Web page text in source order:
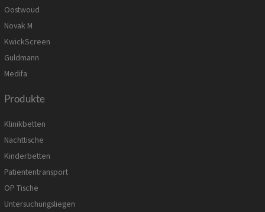
Oostwoud
Novak M
KwickScreen
Guldmann
Medifa
Produkte
Klinikbetten
Nachttische
Kinderbetten
Patiententransport
OP Tische
Untersuchungsliegen